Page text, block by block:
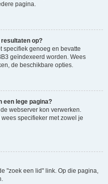
pagina.
op?
specifiek genoeg en bevatte
geïndexeerd worden. Wees
de beschikbare opties.
een lege pagina?
webserver kon verwerken.
specifieker met zowel je
"zoek een lid" link. Op die pagina,